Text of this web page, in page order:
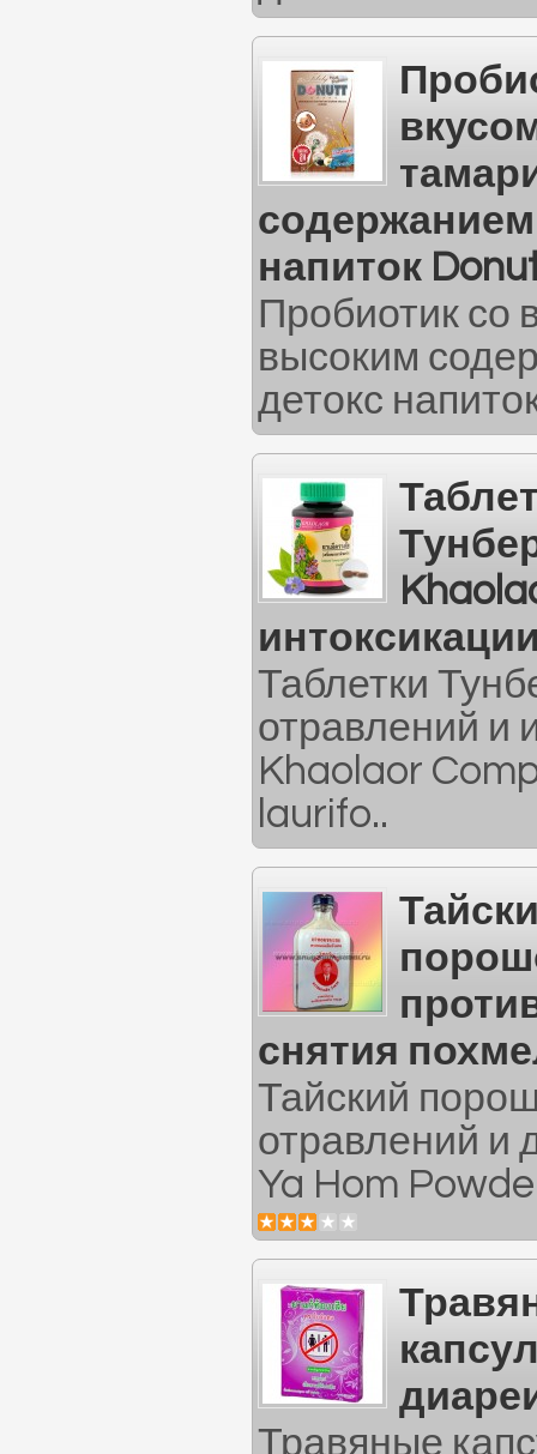
содержанием
напиток
Пробиотик со
высоким
детокс
Таблетки
отравлений и
Khaolaor
laurifo..
снятия
Тайский
отравлений и
Ya Hom
Травяные